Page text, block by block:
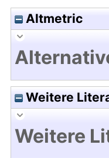
Altmetric
Weitere
Weitere